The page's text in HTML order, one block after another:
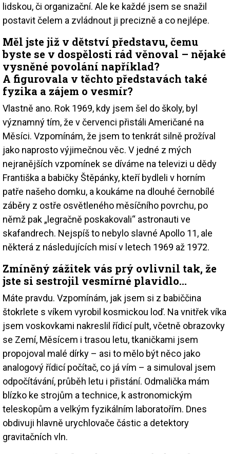
lidskou, či organizační. Ale ke každé jsem se snažil
postavit čelem a zvládnout ji precizně a co nejlépe.
Měl jste již v dětství představu, čemu
byste se v dospělosti rád věnoval – nějaké
vysněné povolání například?
A figurovala v těchto představách také
fyzika a zájem o vesmír?
Vlastně ano. Rok 1969, kdy jsem šel do školy, byl
významný tím, že v červenci přistáli Američané na
Měsíci. Vzpomínám, že jsem to tenkrát silně prožíval
jako naprosto výjimečnou věc. V jedné z mých
nejranějších vzpomínek se díváme na televizi u dědy
Františka a babičky Štěpánky, kteří bydleli v horním
patře našeho domku, a koukáme na dlouhé černobílé
záběry z ostře osvětleného měsíčního povrchu, po
němž pak „legračně poskakovali“ astronauti ve
skafandrech. Nejspíš to nebylo slavné Apollo 11, ale
některá z následujících misí v letech 1969 až 1972.
Zmíněný zážitek vás prý ovlivnil tak, že
jste si sestrojil vesmírné plavidlo…
Máte pravdu. Vzpomínám, jak jsem si z babiččina
štokrlete s víkem vyrobil kosmickou loď. Na vnitřek víka
jsem voskovkami nakreslil řídicí pult, včetně obrazovky
se Zemí, Měsícem i trasou letu, tkaničkami jsem
propojoval malé dírky – asi to mělo být něco jako
analogový řídicí počítač, co já vím – a simuloval jsem
odpočítávání, průběh letu i přistání. Odmalička mám
blízko ke strojům a technice, k astronomickým
teleskopům a velkým fyzikálním laboratořím. Dnes
obdivuji hlavně urychlovače částic a detektory
gravitačních vln.